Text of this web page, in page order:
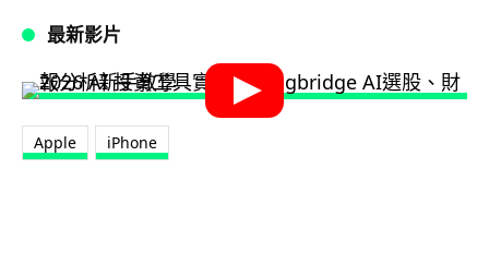
最新影片
Apple iPhone